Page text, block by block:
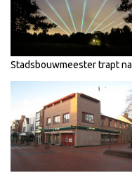
Stadsbouwmeester trapt na